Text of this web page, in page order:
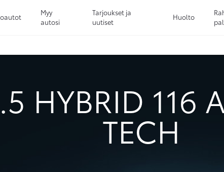
Myy
autosi
Tarjoukset ja
uutiset
Huolto
HYBRID 116
TECH